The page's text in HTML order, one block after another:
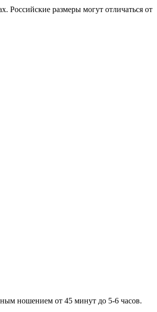
Российские размеры могут отличаться от
ношением от 45 минут до 5-6 часов.